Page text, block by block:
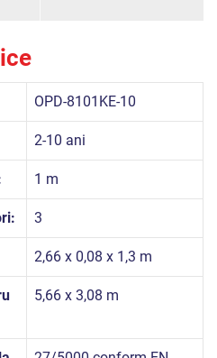
OPD-8101KE-10
2-10 ani
1 m
3
2,66 x 0,08 x 1,3 m
5,66 x 3,08 m